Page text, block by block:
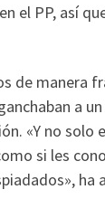
el PP, así
de manera
a
«Y no solo
si les
ha